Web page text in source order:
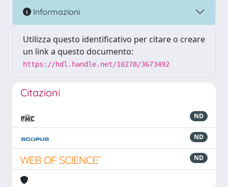
Informazioni
Utilizza questo identificativo per citare o creare
un link a questo documento:
https://hdl.handle.net/10278/3673492
Citazioni
ND
ND
ND